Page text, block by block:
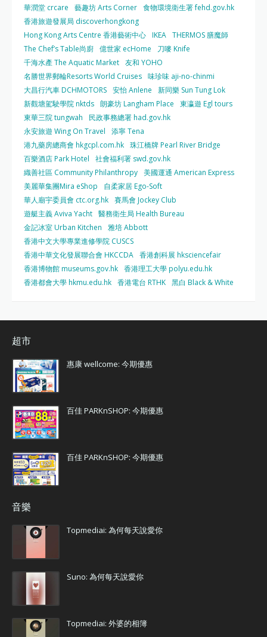
華潤堂 crcare
藝趣坊 Arts Corner 食物環境衛生署 fehd.gov.hk
香港旅遊發展局 discoverhongkong
Hong Kong Arts Centre 香港藝術中心 IKEA THERMOS 膳魔師
The Chef’s Table尚廚 億世家 ecHome
刀嘜 Knife
千海水產 The Aquatic Market 友和 YOHO
名勝世界郵輪Resorts World Cruises 味珍味 aji-no-chinmi
大昌行汽車 DCHMOTORS 安怡 Anlene
新同樂 Sun Tung Lok
新觀塘駕駛學院 nktds 朗豪坊 Langham Place
東瀛遊 Egl tours
東華三院 tungwah
民政事務總署 had.gov.hk
永安旅遊 Wing On Travel
添寧 Tena
港九藥房總商會 hkgcpl.com.hk 珠江橋牌 Pearl River Bridge
百樂酒店 Park Hotel
社會福利署 swd.gov.hk
織善社區 Community Philanthropy 美國運通 American Express
美麗華集團Mira eShop
自柔家居 Ego-Soft
華人廟宇委員會 ctc.org.hk 賽馬會 Jockey Club
遊艇主義 Aviva Yacht 醫務衛生局 Health Bureau
金記冰室 Urban Kitchen
雅培 Abbott
香港中文大學專業進修學院 CUSCS
香港中華文化發展聯合會 HKCCDA 香港創科展 hksciencefair
香港博物館 museums.gov.hk 香港理工大學 polyu.edu.hk
香港都會大學 hkmu.edu.hk 香港電台 RTHK 黑白 Black & White
超市
惠康 wellcome: 今期優惠
百佳 PARKnSHOP: 今期優惠
百佳 PARKnSHOP: 今期優惠
音樂
Topmediai: 為何每天說愛你
Suno: 為何每天說愛你
Topmediai: 外婆的相簿